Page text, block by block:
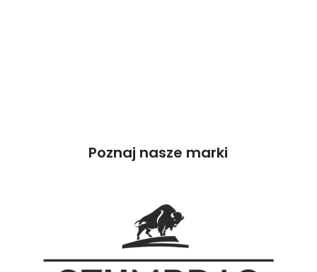
Poznaj nasze marki